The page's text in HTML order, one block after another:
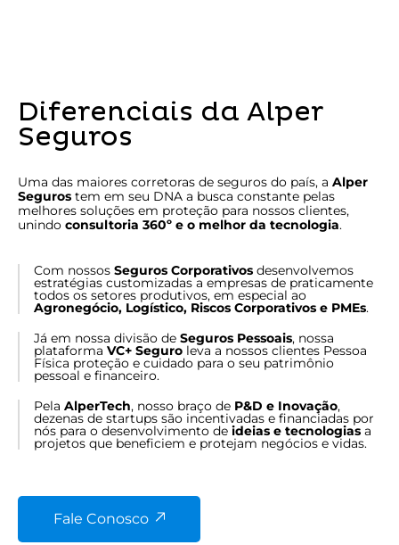
Diferenciais da Alper
Seguros
Uma das maiores corretoras de seguros do país, a Alper
Seguros tem em seu DNA a busca constante pelas
melhores soluções em proteção para nossos clientes,
unindo consultoria 360º e o melhor da tecnologia.
Com nossos Seguros Corporativos desenvolvemos
estratégias customizadas a empresas de praticamente
todos os setores produtivos, em especial ao
Agronegócio, Logístico, Riscos Corporativos e PMEs.
Já em nossa divisão de Seguros Pessoais, nossa
plataforma VC+ Seguro leva a nossos clientes Pessoa
Física proteção e cuidado para o seu patrimônio
pessoal e financeiro.
Pela AlperTech, nosso braço de P&D e Inovação,
dezenas de startups são incentivadas e financiadas por
nós para o desenvolvimento de ideias e tecnologias a
projetos que beneficiem e protejam negócios e vidas.
Fale Conosco